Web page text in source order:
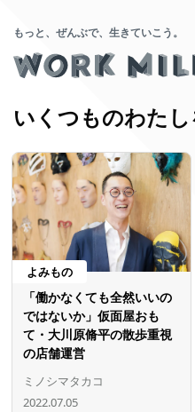
もっと、ぜんぶで、生きていこう。
いくつものわた
よみもの
「働かなくても全然いいの
ではないか」仮面屋おも
て・大川原脩平の散歩重視
の店舗運営
ミノシマタカコ
2022.07.05